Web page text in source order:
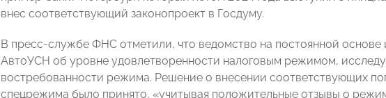
внес соответствующий законопроект в Госдуму.
В пресс-службе ФНС отметили, что ведомство на постоянной основе
АвтоУСН об уровне удовлетворенности налоговым режимом,
востребованности режима. Решение о внесении соответствующих
спецрежима было принято, «учитывая положительные отзывы о